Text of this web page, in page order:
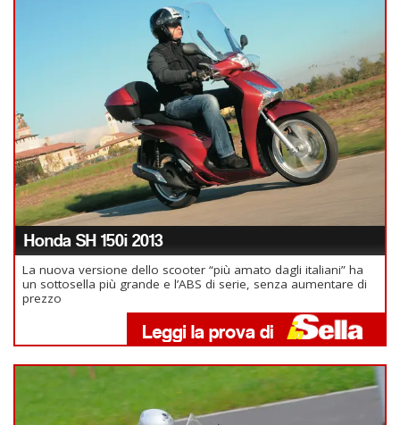
Honda SH 150i 2013
La nuova versione dello scooter “più amato dagli italiani” ha
un sottosella più grande e l’ABS di serie, senza aumentare di
prezzo